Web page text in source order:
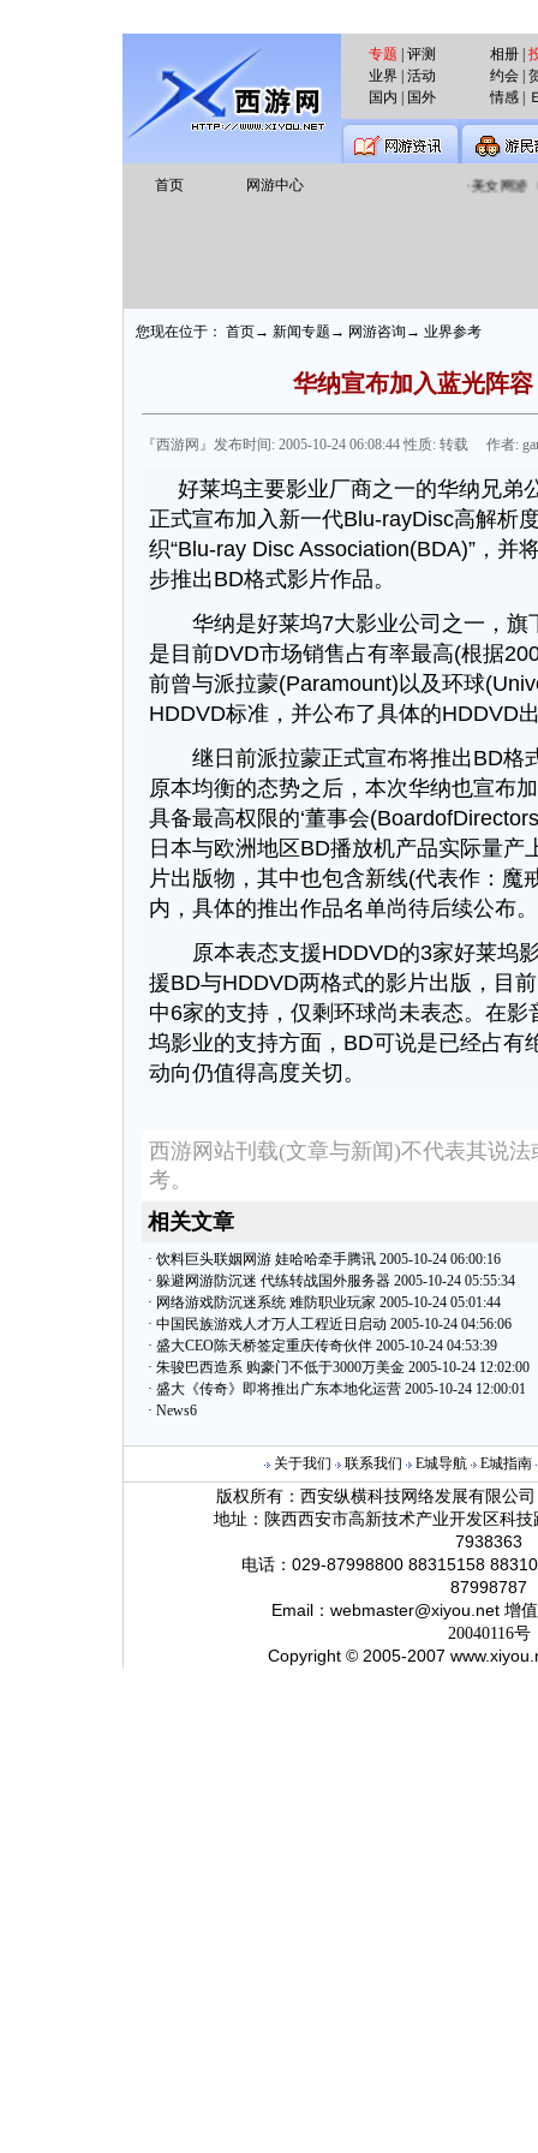
专题 | 评测
业界 | 活动
国内 | 国外
相册 |
约会 |
情感 |
首页 网游中心 美女网游
您现在位于： 首页→ 新闻专题→ 网游咨询→ 业界参考
华纳宣布加入蓝光阵
『西游网』发布时间: 2005-10-24 06:08:44 性质: 转载 作者:
好莱坞主要影业厂商之一的华纳兄弟
正式宣布加入新一代Blu-rayDisc高解析
织“Blu-ray Disc Association(BDA)”，并
步推出BD格式影片作品。
华纳是好莱坞7大影业公司之一，旗
是目前DVD市场销售占有率最高(根据
前曾与派拉蒙(Paramount)以及环球
HDDVD标准，并公布了具体的HDDVD
继日前派拉蒙正式宣布将推出BD格
原本均衡的态势之后，本次华纳也宣布
具备最高权限的‘董事会
日本与欧洲地区BD播放机产品实际量产
片出版物，其中也包含新线(代表作：魔
内，具体的推出作品名单尚待后续公布。
原本表态支援HDDVD的3家好莱坞影
援BD与HDDVD两格式的影片出版，目
中6家的支持，仅剩环球尚未表态。在
坞影业的支持方面，BD可说是已经占有
动向仍值得高度关切。
西游网站刊载(文章与新闻)不代表其说
考。
相关文章
· 饮料巨头联姻网游 娃哈哈牵手腾讯 2005-10-24 06:00:16
· 躲避网游防沉迷 代练转战国外服务器 2005-10-24 05:55:34
· 网络游戏防沉迷系统 难防职业玩家 2005-10-24 05:01:44
· 中国民族游戏人才万人工程近日启动 2005-10-24 04:56:06
· 盛大CEO陈天桥签定重庆传奇伙伴 2005-10-24 04:53:39
· 朱骏巴西造系 购豪门不低于3000万美金 2005-10-24 12:02:00
· 盛大《传奇》即将推出广东本地化运营 2005-10-24 12:00:01
· News6
关于我们 联系我们 E城导航 E城指南
版权所有：西安纵横科技网络发展有限公
地址：陕西西安市高新技术产业开发区科
7938363
电话：029-87998800 88315158
87998787
Email： webmaster@xiyou.net增值
20040116号
Copyright © 2005-2007